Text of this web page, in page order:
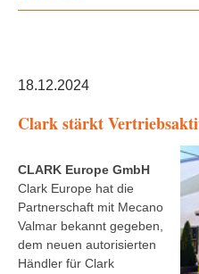
18.12.2024
Clark stärkt
CLARK Europe GmbH
Clark Europe hat die
Partnerschaft mit Mecano
Valmar bekannt gegeben,
dem neuen autorisierten
Händler für Clark